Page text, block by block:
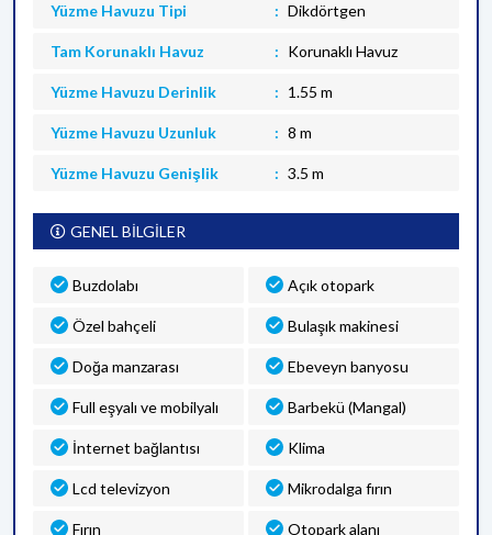
Yüzme Havuzu Tipi Dikdörtgen
Tam Korunaklı Havuz Korunaklı Havuz
Yüzme Havuzu Derinlik 1.55 m
Yüzme Havuzu Uzunluk 8 m
Yüzme Havuzu Genişlik 3.5 m
GENEL BİLGİLER
Buzdolabı Açık otopark
Özel bahçeli Bulaşık makinesi
Doğa manzarası Ebeveyn banyosu
Full eşyalı ve mobilyalı Barbekü (Mangal)
İnternet bağlantısı Klima
Lcd televizyon Mikrodalga fırın
Fırın Otopark alanı